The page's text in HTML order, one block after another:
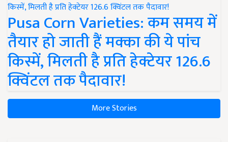
Pusa Corn Varieties: कम समय में
तैयार हो जाती हैं मक्का की ये पांच
किस्में, मिलती है प्रति हेक्टेयर 126.6
क्विंटल तक पैदावार!
More Stories